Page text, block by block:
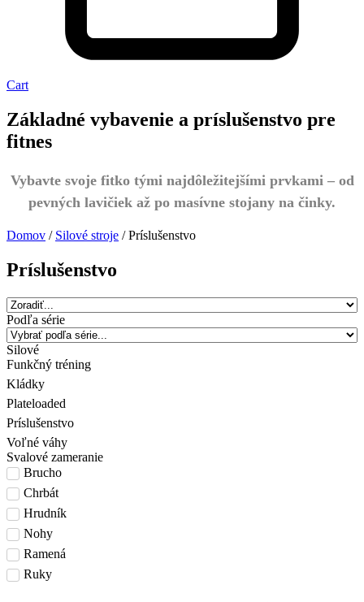
Cart
Základné vybavenie a príslušenstvo pre
fitnes
Vybavte svoje fitko tými najdôležitejšími prvkami – od
pevných lavičiek až po masívne stojany na činky.
Domov / Silové stroje / Príslušenstvo
Príslušenstvo
Podľa série
Silové
Funkčný tréning
Kládky
Plateloaded
Príslušenstvo
Voľné váhy
Svalové zameranie
Brucho
Chrbát
Hrudník
Nohy
Ramená
Ruky